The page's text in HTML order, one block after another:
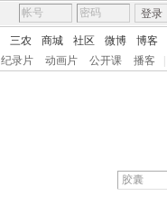
登录
三农 商城 社区 微博 博客
纪录片 动画片 公开课 播客